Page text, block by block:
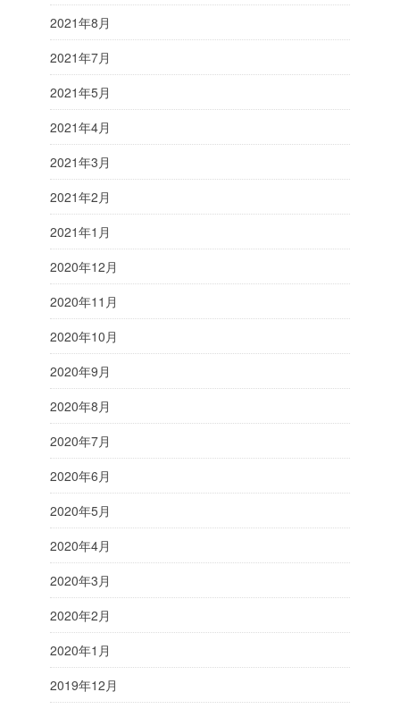
2021年8月
2021年7月
2021年5月
2021年4月
2021年3月
2021年2月
2021年1月
2020年12月
2020年11月
2020年10月
2020年9月
2020年8月
2020年7月
2020年6月
2020年5月
2020年4月
2020年3月
2020年2月
2020年1月
2019年12月